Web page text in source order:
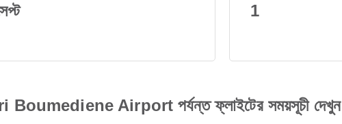
1
Boumediene Airport পর্যন্ত ফ্লাইটের সময়সূচী দেখুন